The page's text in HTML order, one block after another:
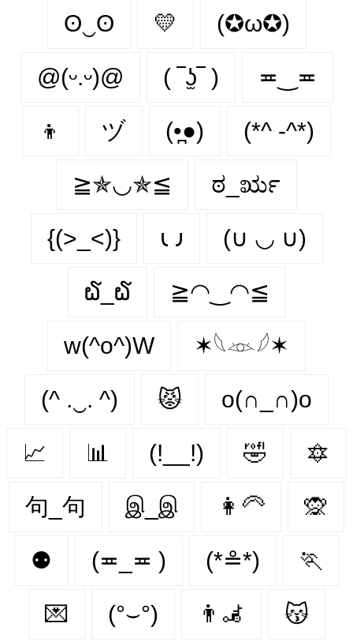
ʘ‿ʘ 💛 (✪ω✪)
@(ᵕ.ᵕ)@ ( ‾ʖ̫‾ ) ≖‿≖
👦 ヅ (•̪●) (*^ -^*)
≧✯◡✯≦ ಠ_ರೃ
{(>_<)} 𐑧 𐑨 (∪ ◡ ∪)
໖_໖ ≧◠‿◠≦
w(^o^)W ✶𓆩𓁺𓆪✶
(^ .‿. ^) 😾 o(∩_∩)o
📈 📊 (!__!) 🤣 🔯
句_句 இ_இ 👩‍🦳 🙊
⚉ (≖_≖ ) (*≗*) 🏃‍
💌 (°⌣°) 👨‍🦼‍️ 😽